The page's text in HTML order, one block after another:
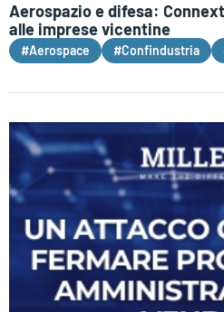
Aerospazio e difesa:
alle imprese vicentine
#Aerospace #Confindustria